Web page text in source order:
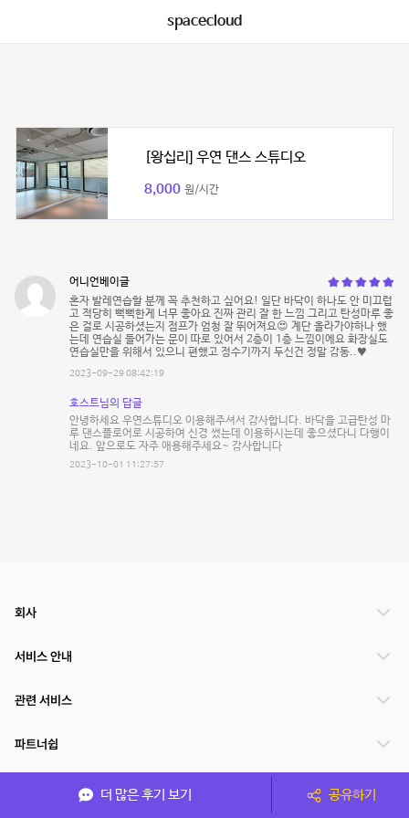
spacecloud
[왕십리] 우연 댄스 스튜디오
8,000 원/시간
어니언베이글
혼자 발레연습할 분께 꼭 추천하고 싶어요! 일단 바닥이 하나도 안 미끄럽
고 적당히 뻑뻑한게 너무 좋아요 진짜 관리 잘 한 느낌 그리고 탄성마루 좋
은 걸로 시공하셨는지 점프가 엄청 잘 뛰어져요😍 계단 올라가야하나 했
는데 연습실 들어가는 문이 따로 있어서 2층이 1층 느낌이에요 화장실도
연습실만을 위해서 있으니 편했고 정수기까지 두신건 정말 감동..♥
2023-09-29 08:42:19
호스트님의 답글
안녕하세요 우연스튜디오 이용해주셔서 감사합니다. 바닥을 고급탄성 마
루 댄스플로어로 시공하여 신경 썼는데 이용하시는데 좋으셨다니 다행이
네요. 앞으로도 자주 애용해주세요~ 감사합니다
2023-10-01 11:27:57
더 많은 후기 보기 공유하기
회사
서비스 안내
관련 서비스
파트너쉽
서비스 제공 국가